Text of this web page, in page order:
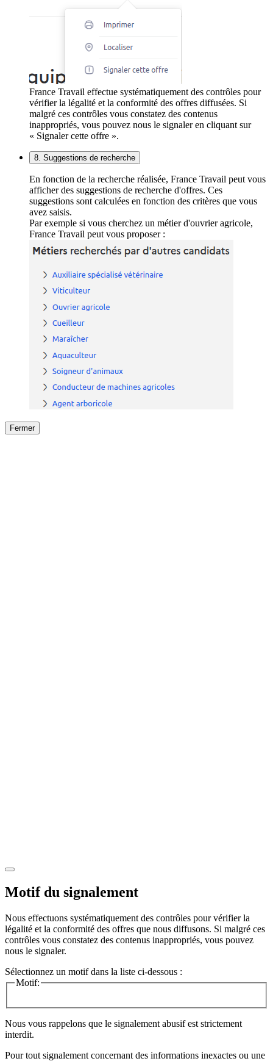
France Travail effectue systématiquement des contrôles pour
vérifier la légalité et la conformité des offres diffusées. Si
malgré ces contrôles vous constatez des contenus
inappropriés, vous pouvez nous le signaler en cliquant sur
« Signaler cette offre ».
8. Suggestions de recherche
En fonction de la recherche réalisée, France Travail peut vous
afficher des suggestions de recherche d'offres. Ces
suggestions sont calculées en fonction des critères que vous
avez saisis.
Par exemple si vous cherchez un métier d'ouvrier agricole,
France Travail peut vous proposer :
Fermer
Motif du signalement
Nous effectuons systématiquement des contrôles pour vérifier la
légalité et la conformité des offres que nous diffusons. Si malgré ces
contrôles vous constatez des contenus inappropriés, vous pouvez
nous le signaler.
Sélectionnez un motif dans la liste ci-dessous :
Motif:
Nous vous rappelons que le signalement abusif est strictement
interdit.
Pour tout signalement concernant des informations inexactes ou une